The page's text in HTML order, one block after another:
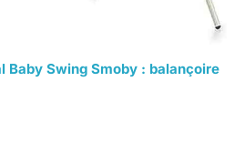
Baby Swing Smoby : balançoire